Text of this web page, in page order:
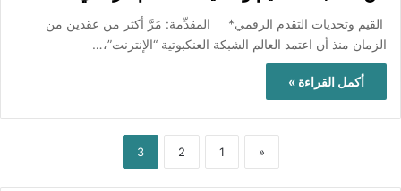
القيم وتحديات التقدم الرقمي* المقدِّمة: مَرَّ أكثر من عقدين من
الزمان منذ أن اعتمد العالم الشبكة العنكبوتية “الإنترنت”،…
أكمل القراءة »
«
1
2
3